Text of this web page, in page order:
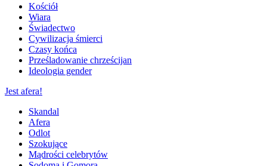
Kościół
Wiara
Świadectwo
Cywilizacja śmierci
Czasy końca
Prześladowanie chrześcijan
Ideologia gender
Jest afera!
Skandal
Afera
Odlot
Szokujące
Mądrości celebrytów